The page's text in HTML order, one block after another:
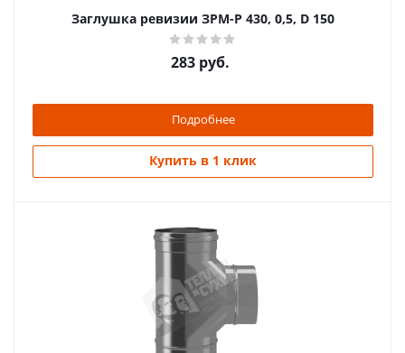
Заглушка ревизии ЗРМ-Р 430, 0,5, D 150
283руб.
Подробнее
Купить в 1 клик